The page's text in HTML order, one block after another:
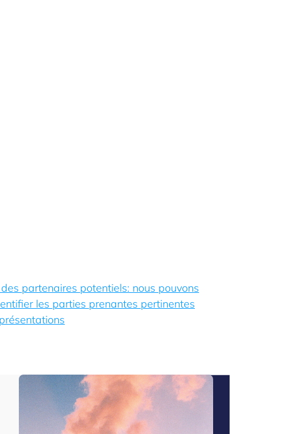
partenaires potentiels: nous pouvons
les parties prenantes pertinentes